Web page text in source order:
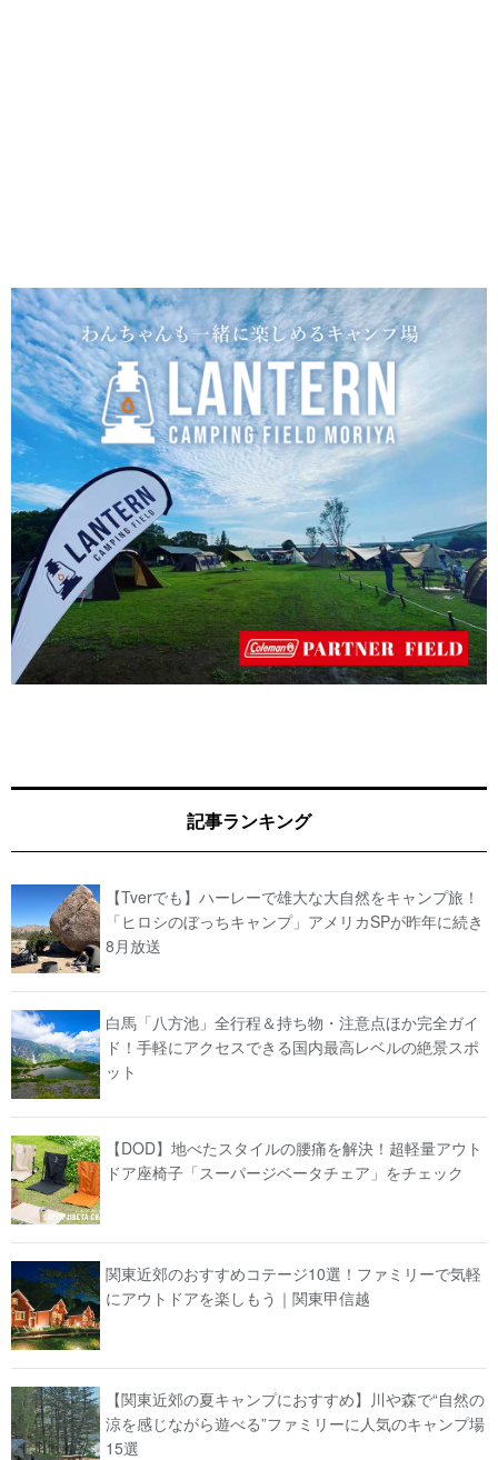
記事ランキング
【Tverでも】ハーレーで雄大な大自然をキャンプ旅！
「ヒロシのぼっちキャンプ」アメリカSPが昨年に続き
8月放送
白馬「八方池」全行程＆持ち物・注意点ほか完全ガイ
ド！手軽にアクセスできる国内最高レベルの絶景スポ
ット
【DOD】地べたスタイルの腰痛を解決！超軽量アウト
ドア座椅子「スーパージベータチェア」をチェック
関東近郊のおすすめコテージ10選！ファミリーで気軽
にアウトドアを楽しもう｜関東甲信越
【関東近郊の夏キャンプにおすすめ】川や森で“自然の
涼を感じながら遊べる”ファミリーに人気のキャンプ場
15選